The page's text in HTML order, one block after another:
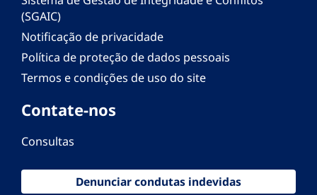
(SGAIC)
Notificação de privacidade
Política de proteção de dados pessoais
Termos e condições de uso do site
Contate-nos
Consultas
Denunciar condutas indevidas